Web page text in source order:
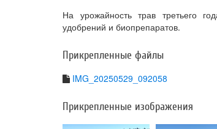
На урожайность трав третьего
удобрений и биопрепаратов.
Прикрепленные файлы
IMG_20250529_092058
Прикрепленные изображения